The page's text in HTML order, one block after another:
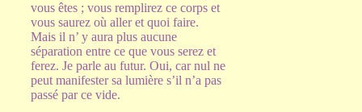
vous êtes ; vous remplirez ce corps et
vous saurez où aller et quoi faire.
Mais il n’ y aura plus aucune
séparation entre ce que vous serez et
ferez. Je parle au futur. Oui, car nul ne
peut manifester sa lumière s’il n’a pas
passé par ce vide.